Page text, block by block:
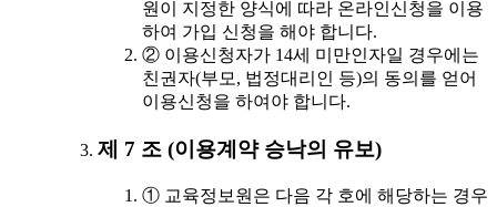
원이 지정한 양식에 따라 온라인신청을 이용
하여 가입 신청을 해야 합니다.
② 이용신청자가 14세 미만인자일 경우에는
친권자(부모, 법정대리인 등)의 동의를 얻어
이용신청을 하여야 합니다.
제 7 조 (이용계약 승낙의 유보)
① 교육정보원은 다음 각 호에 해당하는 경우